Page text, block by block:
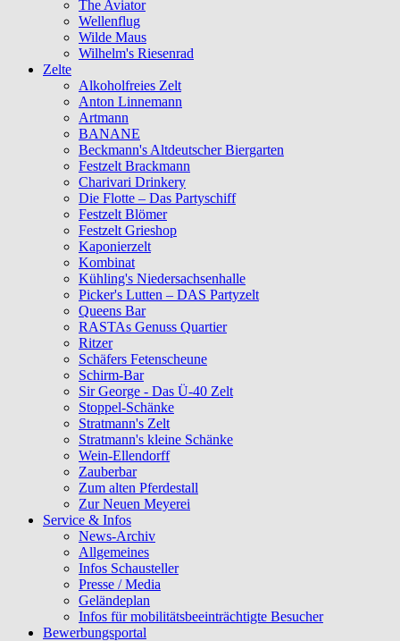
The Aviator
Wellenflug
Wilde Maus
Wilhelm's Riesenrad
Zelte
Alkoholfreies Zelt
Anton Linnemann
Artmann
BANANE
Beckmann's Altdeutscher Biergarten
Festzelt Brackmann
Charivari Drinkery
Die Flotte – Das Partyschiff
Festzelt Blömer
Festzelt Grieshop
Kaponierzelt
Kombinat
Kühling's Niedersachsenhalle
Picker's Lutten – DAS Partyzelt
Queens Bar
RASTAs Genuss Quartier
Ritzer
Schäfers Fetenscheune
Schirm-Bar
Sir George - Das Ü-40 Zelt
Stoppel-Schänke
Stratmann's Zelt
Stratmann's kleine Schänke
Wein-Ellendorff
Zauberbar
Zum alten Pferdestall
Zur Neuen Meyerei
Service & Infos
News-Archiv
Allgemeines
Infos Schausteller
Presse / Media
Geländeplan
Infos für mobilitätsbeeinträchtigte Besucher
Bewerbungsportal